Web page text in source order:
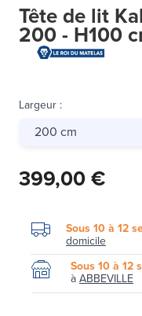
Tête de lit
200 - H100
Largeur :
200 cm
399,00 €
Sous 10 à 12
domicile
Sous 10 à 12
àABBEVILLE